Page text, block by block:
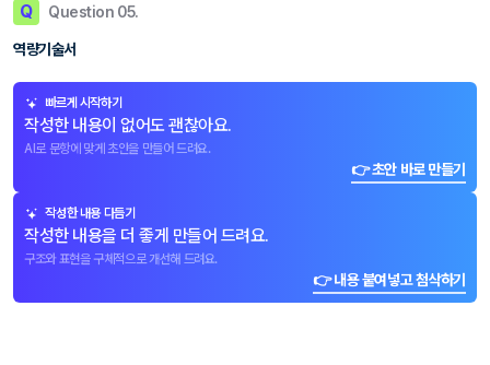
Q Question 05.
역량기술서
빠르게 시작하기
작성한 내용이 없어도 괜찮아요.
AI로 문항에 맞게 초안을 만들어 드려요.
👉 초안 바로 만들기
작성한 내용 다듬기
작성한 내용을 더 좋게 만들어 드려요.
구조와 표현을 구체적으로 개선해 드려요.
👉 내용 붙여넣고 첨삭하기